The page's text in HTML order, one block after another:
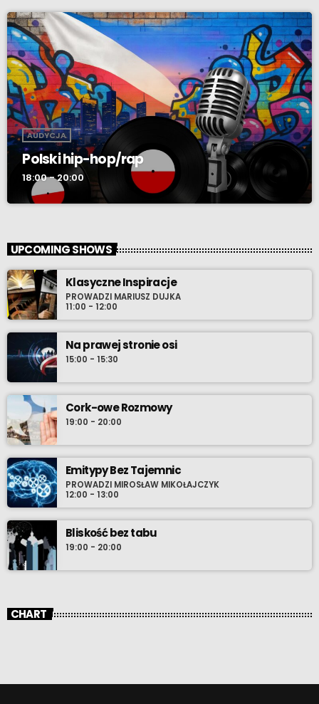
AUDYCJA
Polski hip-hop/rap
18:00 - 20:00
UPCOMING SHOWS
Klasyczne Inspiracje
PROWADZI MARIUSZ DUJKA
11:00 - 12:00
Na prawej stronie osi
15:00 - 15:30
Cork-owe Rozmowy
19:00 - 20:00
Emitypy Bez Tajemnic
PROWADZI MIROSŁAW MIKOŁAJCZYK
12:00 - 13:00
Bliskość bez tabu
19:00 - 20:00
CHART